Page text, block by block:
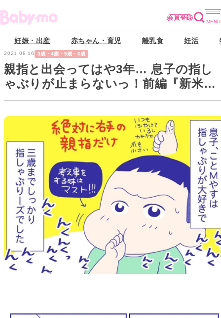
会員登録
妊娠・出産 赤ちゃん・育児 離乳食 妊活
2021.08.16 3歳・4歳・5歳・6歳
親指と出会ってはや3年… 息子の指し
ゃぶりが止まらないっ！前編『新米マ
マぴろよの部屋』Vol.1